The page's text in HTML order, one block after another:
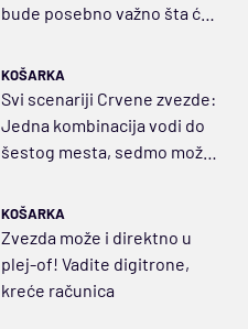
bude posebno važno šta će
KOŠARKA
Svi scenariji Crvene zvezde:
Jedna kombinacija vodi do
šestog mesta, sedmo može
KOŠARKA
Zvezda može i direktno u
plej-of! Vadite digitrone,
kreće računica